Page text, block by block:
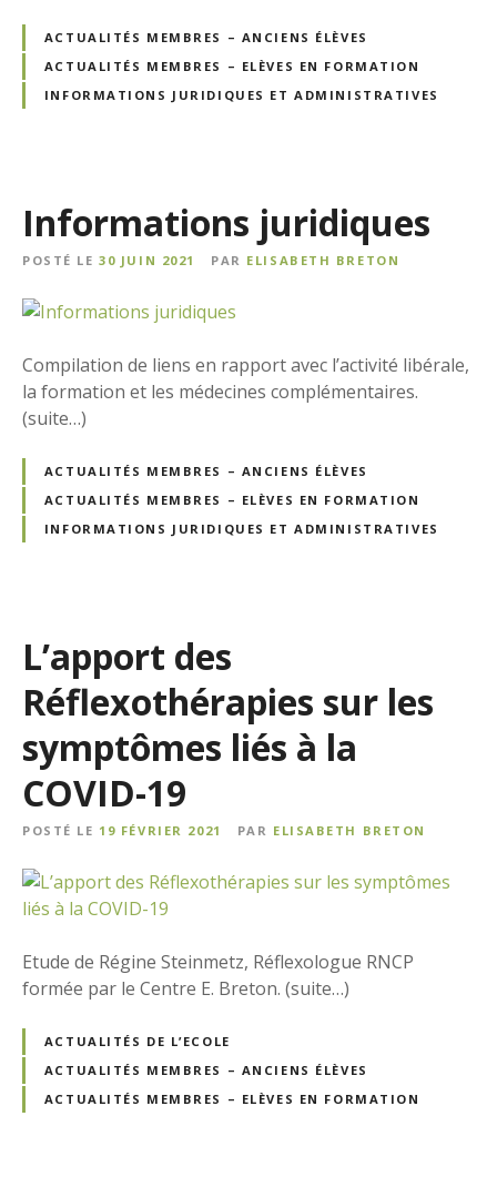
ACTUALITÉS MEMBRES – ANCIENS ÉLÈVES
ACTUALITÉS MEMBRES – ELÈVES EN FORMATION
INFORMATIONS JURIDIQUES ET ADMINISTRATIVES
Informations juridiques
POSTÉ LE 30 JUIN 2021 PAR ELISABETH BRETON
Compilation de liens en rapport avec l’activité libérale,
la formation et les médecines complémentaires.
(suite…)
ACTUALITÉS MEMBRES – ANCIENS ÉLÈVES
ACTUALITÉS MEMBRES – ELÈVES EN FORMATION
INFORMATIONS JURIDIQUES ET ADMINISTRATIVES
L’apport des
Réflexothérapies sur les
symptômes liés à la
COVID-19
POSTÉ LE 19 FÉVRIER 2021 PAR ELISABETH BRETON
Etude de Régine Steinmetz, Réflexologue RNCP
formée par le Centre E. Breton. (suite…)
ACTUALITÉS DE L’ECOLE
ACTUALITÉS MEMBRES – ANCIENS ÉLÈVES
ACTUALITÉS MEMBRES – ELÈVES EN FORMATION